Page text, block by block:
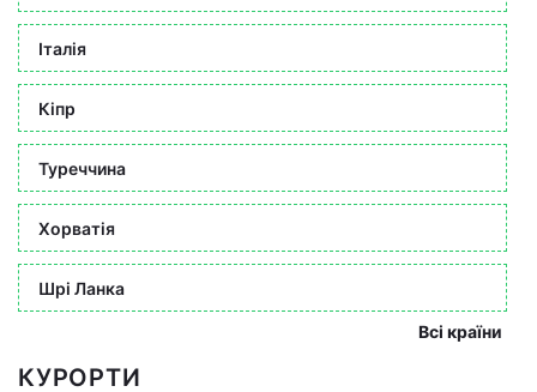
Італія
Кіпр
Туреччина
Хорватія
Шрі Ланка
Всі країни
КУРОРТИ